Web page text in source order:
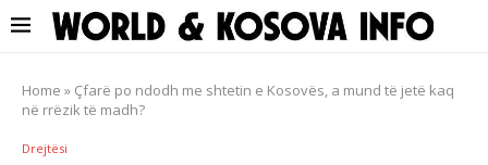
Home » Çfarë po ndodh me shtetin e Kosovës, a mund të jetë kaq
në rrëzik të madh?
Drejtësi